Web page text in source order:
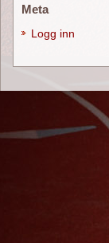
Meta
Logg inn